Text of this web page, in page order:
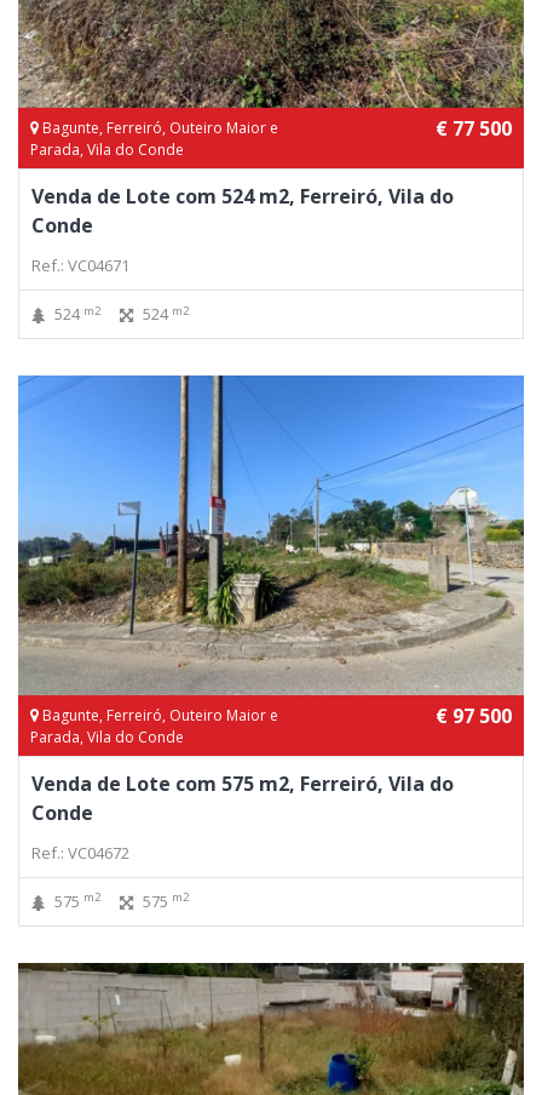
Bagunte, Ferreiró, Outeiro Maior e
Parada, Vila do Conde
€ 77 500
Venda de Lote com 524 m2, Ferreiró, Vila do
Conde
Ref.: VC04671
524 m2 524 m2
Bagunte, Ferreiró, Outeiro Maior e
Parada, Vila do Conde
€ 97 500
Venda de Lote com 575 m2, Ferreiró, Vila do
Conde
Ref.: VC04672
575 m2 575 m2